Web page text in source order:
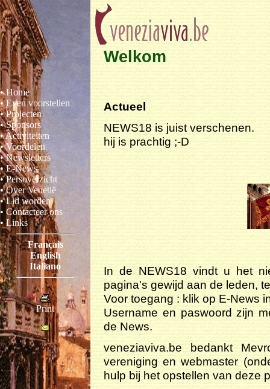
• Home
• Even voorstellen
• Projecten
• Sponsors
• Activiteiten
• Voordelen
• Newsletters
• E-News
• Persoverzicht
• Over Venetië
• Lid worden
• Contacteer ons
• Links
Français
English
Italiano
Print
Welkom
Actueel
NEWS18 is juist verschenen.
hij is prachtig ;-D
In de NEWS18 vindt u het
pagina's gewijd aan de leden,
Voor toegang : klik op E-News
Username en paswoord zijn
de News.
veneziaviva.be bedankt
vereniging en webmaster
hulp bij het opstellen van deze